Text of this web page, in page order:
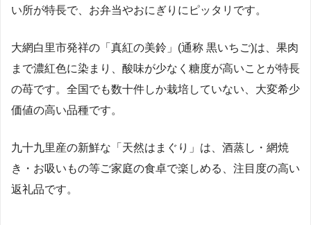
い所が特長で、お弁当やおにぎりにピッタリです。
大網白里市発祥の「真紅の美鈴」(通称 黒いちご)は、果肉
まで濃紅色に染まり、酸味が少なく糖度が高いことが特長
の苺です。全国でも数十件しか栽培していない、大変希少
価値の高い品種です。
九十九里産の新鮮な「天然はまぐり」は、酒蒸し・網焼
き・お吸いもの等ご家庭の食卓で楽しめる、注目度の高い
返礼品です。